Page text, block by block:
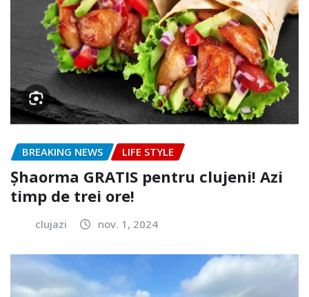
BREAKING NEWS LIFE STYLE
Șhaorma GRATIS pentru clujeni! Azi
timp de trei ore!
clujazi nov. 1, 2024